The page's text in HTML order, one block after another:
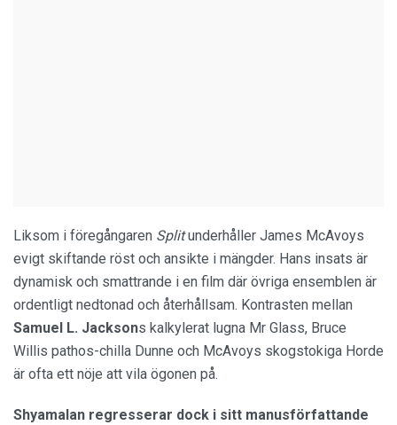
Liksom i föregångaren Splitunderhåller James McAvoys
evigt skiftande röst och ansikte i mängder. Hans insats är
dynamisk och smattrande i en film där övriga ensemblen är
ordentligt nedtonad och återhållsam. Kontrasten mellan
Samuel L. Jacksons kalkylerat lugna Mr Glass, Bruce
Willis pathos-chilla Dunne och McAvoys skogstokiga Horde
är ofta ett nöje att vila ögonen på.
Shyamalan regresserar dock i sitt manusförfattande